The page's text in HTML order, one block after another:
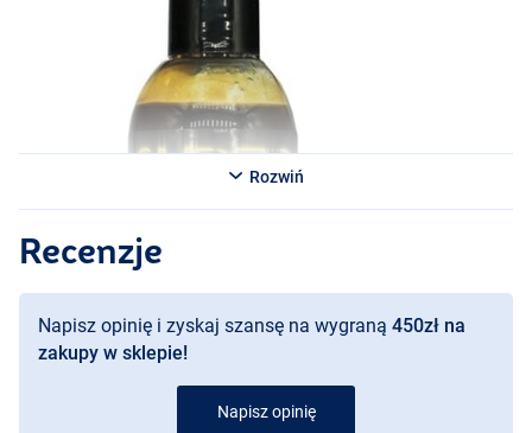
Rozwiń
Recenzje
Napisz opinię i zyskaj szansę na wygraną 450zł na
zakupy w sklepie!
Napisz opinię